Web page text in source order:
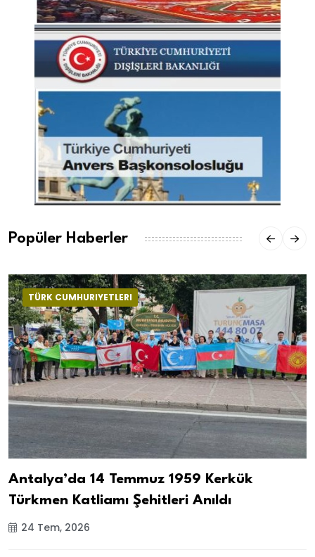
Popüler Haberler
TÜRK CUMHURIYETLERI
Antalya’da 14 Temmuz 1959 Kerkük
Türkmen Katliamı Şehitleri Anıldı
24 Tem, 2026